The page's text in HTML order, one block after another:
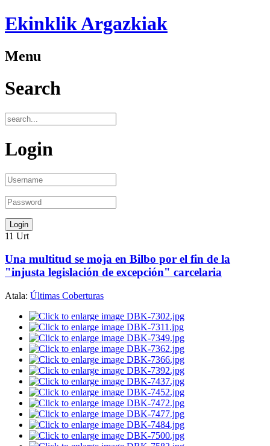
Ekinklik Argazkiak
Menu
Search
Login
11 Urt
Una multitud se moja en Bilbo por el fin de la
"injusta legislación de excepción" carcelaria
Atala: Últimas Coberturas